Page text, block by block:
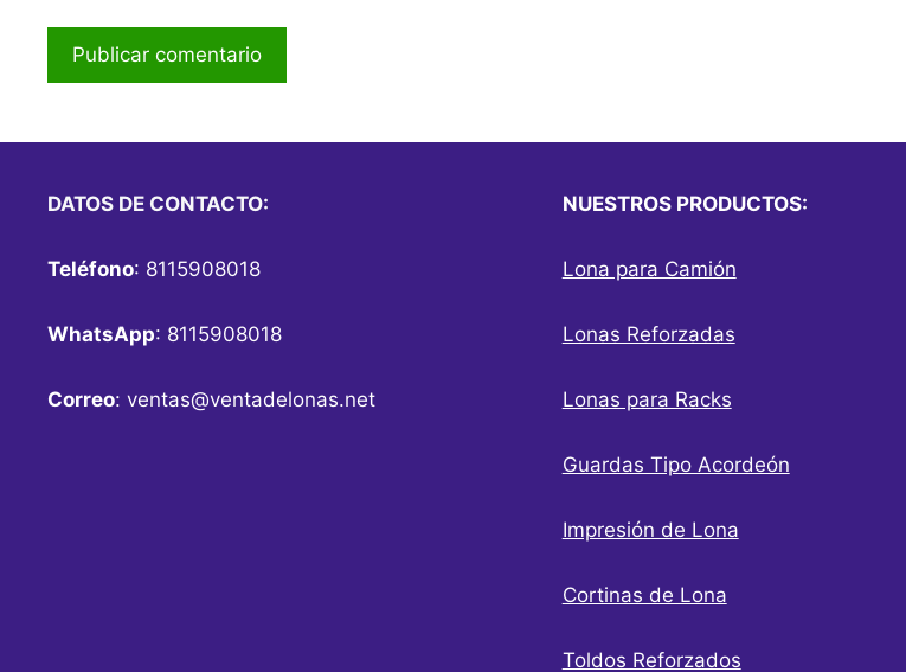
DATOS DE CONTACTO:
Teléfono: 8115908018
WhatsApp: 8115908018
Correo: ventas@ventadelonas.net
NUESTROS PRODUCTOS:
Lona para Camión
Lonas Reforzadas
Lonas para Racks
Guardas Tipo Acordeón
Impresión de Lona
Cortinas de Lona
Toldos Reforzados